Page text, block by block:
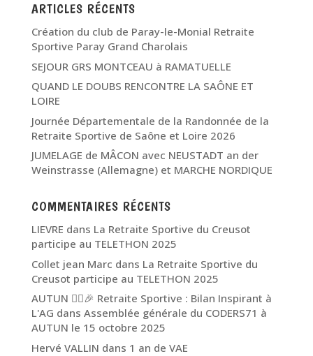
ARTICLES RÉCENTS
Création du club de Paray-le-Monial Retraite
Sportive Paray Grand Charolais
SEJOUR GRS MONTCEAU à RAMATUELLE
QUAND LE DOUBS RENCONTRE LA SAÔNE ET
LOIRE
Journée Départementale de la Randonnée de la
Retraite Sportive de Saône et Loire 2026
JUMELAGE de MÂCON avec NEUSTADT an der
Weinstrasse (Allemagne) et MARCHE NORDIQUE
COMMENTAIRES RÉCENTS
LIEVRE dans La Retraite Sportive du Creusot
participe au TELETHON 2025
Collet jean Marc dans La Retraite Sportive du
Creusot participe au TELETHON 2025
AUTUN 🏃‍♂️🎉 Retraite Sportive : Bilan Inspirant à
L'AG dans Assemblée générale du CODERS71 à
AUTUN le 15 octobre 2025
Hervé VALLIN dans 1 an de VAE